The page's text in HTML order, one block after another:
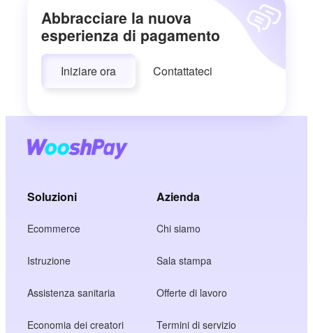
Abbracciare la nuova
esperienza di pagamento
Iniziare ora Contattateci
Soluzioni
Ecommerce
Istruzione
Assistenza sanitaria
Economia dei creatori
Azienda
Chi siamo
Sala stampa
Offerte di lavoro
Termini di servizio